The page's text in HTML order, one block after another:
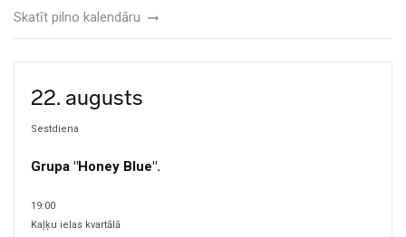
Skatīt pilno kalendāru
22. augusts
Sestdiena
Grupa "Honey Blue".
19:00
Kaļķu ielas kvartālā